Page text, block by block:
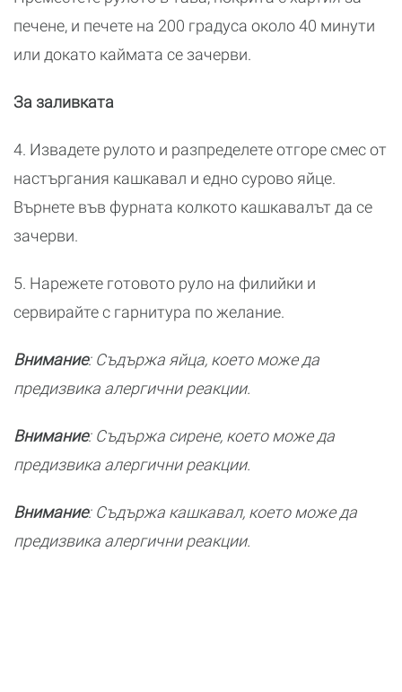
печене, и печете на 200 градуса около 40 минути
или докато каймата се зачерви.
За заливката
4. Извадете рулото и разпределете отгоре смес от
настъргания кашкавал и едно сурово яйце.
Върнете във фурната колкото кашкавалът да се
зачерви.
5. Нарежете готовото руло на филийки и
сервирайте с гарнитура по желание.
Внимание: Съдържа яйца, което може да
предизвика алергични реакции.
Внимание: Съдържа сирене, което може да
предизвика алергични реакции.
Внимание: Съдържа кашкавал, което може да
предизвика алергични реакции.